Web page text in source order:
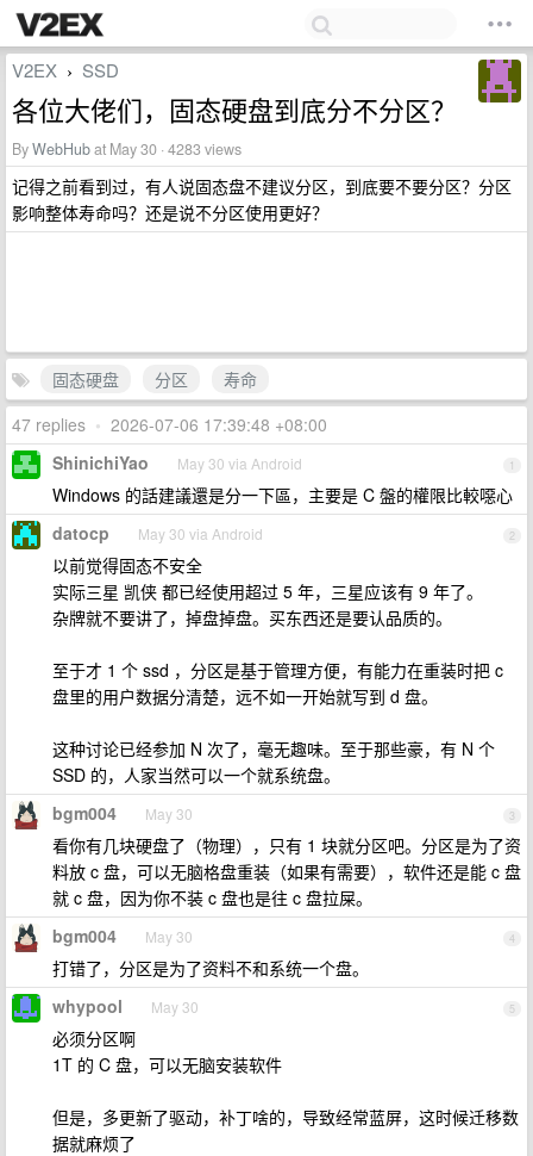
V2EX › SSD
各位大佬们，固态硬盘到底分不分区？
ByWebHubat May 30 · 4283 views
记得之前看到过，有人说固态盘不建议分区，到底要不要分区？分区
影响整体寿命吗？还是说不分区使用更好？
固态硬盘 分区
寿命
47 replies • 2026-07-06 17:39:48 +08:00
1
ShinichiYao May 30 via Android
Windows 的話建議還是分一下區，主要是 C 盤的權限比較噁心
2
datocp May 30 via Android
以前觉得固态不安全
实际三星 凯侠 都已经使用超过 5 年，三星应该有 9 年了。
杂牌就不要讲了，掉盘掉盘。买东西还是要认品质的。
至于才 1 个 ssd ，分区是基于管理方便，有能力在重装时把 c
盘里的用户数据分清楚，远不如一开始就写到 d 盘。
这种讨论已经参加 N 次了，毫无趣味。至于那些豪，有 N 个
SSD 的，人家当然可以一个就系统盘。
3
bgm004 May 30
看你有几块硬盘了（物理），只有 1 块就分区吧。分区是为了资
料放 c 盘，可以无脑格盘重装（如果有需要），软件还是能 c 盘
就 c 盘，因为你不装 c 盘也是往 c 盘拉屎。
4
bgm004 May 30
打错了，分区是为了资料不和系统一个盘。
5
whypool May 30
必须分区啊
1T 的 C 盘，可以无脑安装软件
但是，多更新了驱动，补丁啥的，导致经常蓝屏，这时候迁移数
据就麻烦了